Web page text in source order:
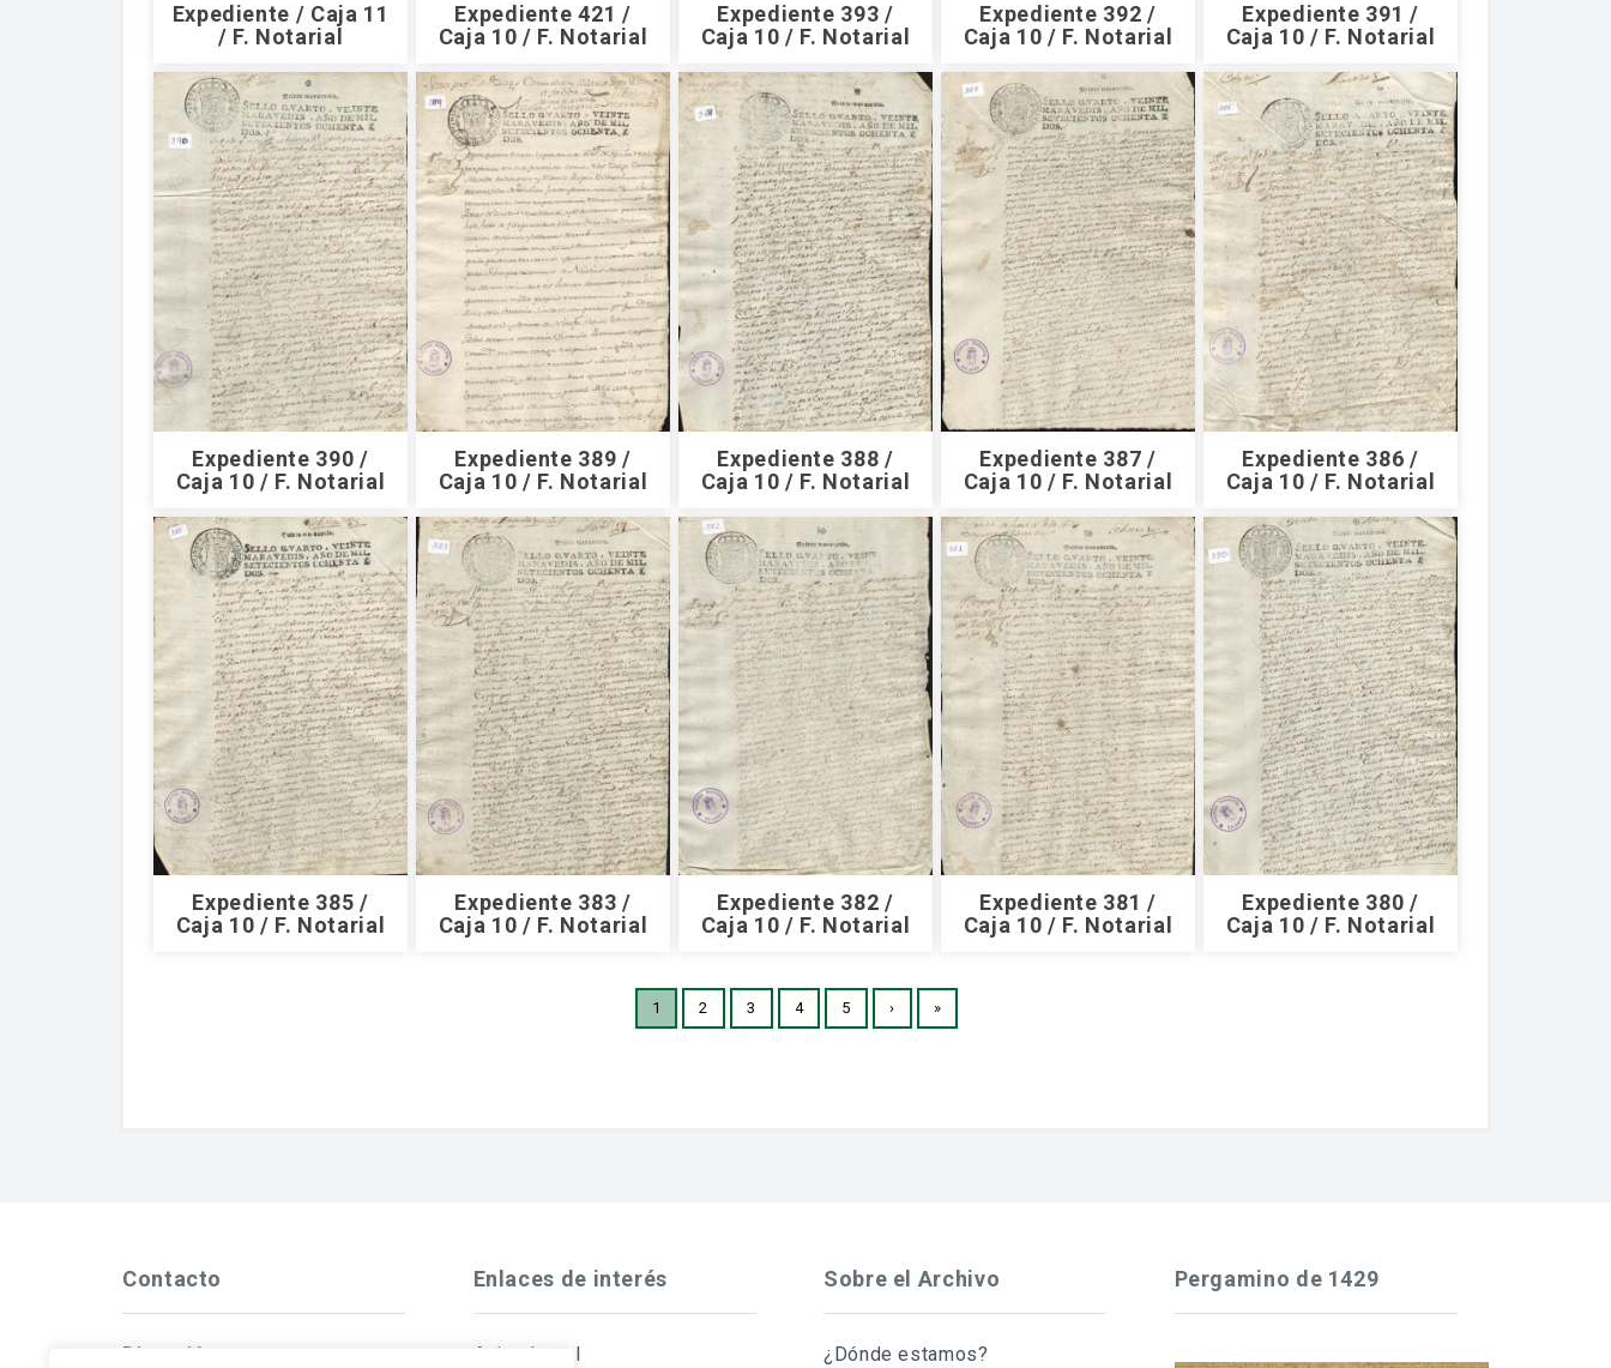
Expediente / Caja 11
/ F. Notarial
Expediente 421 /
Caja 10 / F. Notarial
Expediente 393 /
Caja 10 / F. Notarial
Expediente 392 /
Caja 10 / F. Notarial
Expediente 391 /
Caja 10 / F. Notarial
Expediente 390 /
Caja 10 / F. Notarial
Expediente 389 /
Caja 10 / F. Notarial
Expediente 388 /
Caja 10 / F. Notarial
Expediente 387 /
Caja 10 / F. Notarial
Expediente 386 /
Caja 10 / F. Notarial
Expediente 385 /
Caja 10 / F. Notarial
Expediente 383 /
Caja 10 / F. Notarial
Expediente 382 /
Caja 10 / F. Notarial
Expediente 381 /
Caja 10 / F. Notarial
Expediente 380 /
Caja 10 / F. Notarial
1 2 3 4 5 › »
Contacto
Dirección
Enlaces de interés
Aviso Legal
Sobre el Archivo
¿Dónde estamos?
Pergamino de 1429